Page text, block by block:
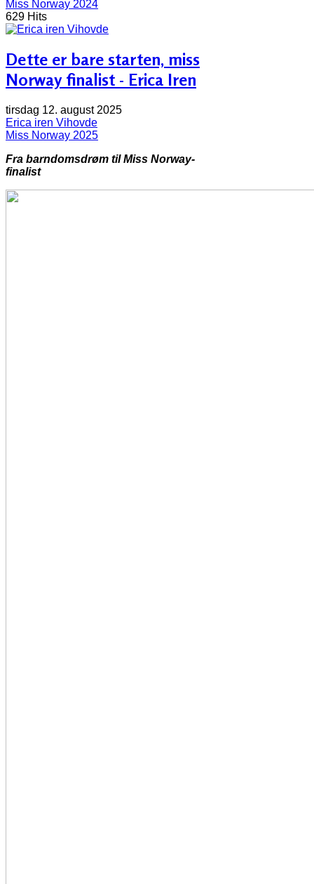
Miss Norway 2024
629 Hits
Dette er bare starten, miss
Norway finalist - Erica Iren
tirsdag 12. august 2025
Erica iren Vihovde
Miss Norway 2025
Fra barndomsdrøm til Miss Norway-
finalist